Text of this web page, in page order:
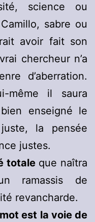
science ou
sabre ou
avoir fait son
chercheur n’a
d’aberration.
même il saura
enseigné le
la pensée
justes.
totaleque naîtra
ramassis de
revancharde.
est la voie de